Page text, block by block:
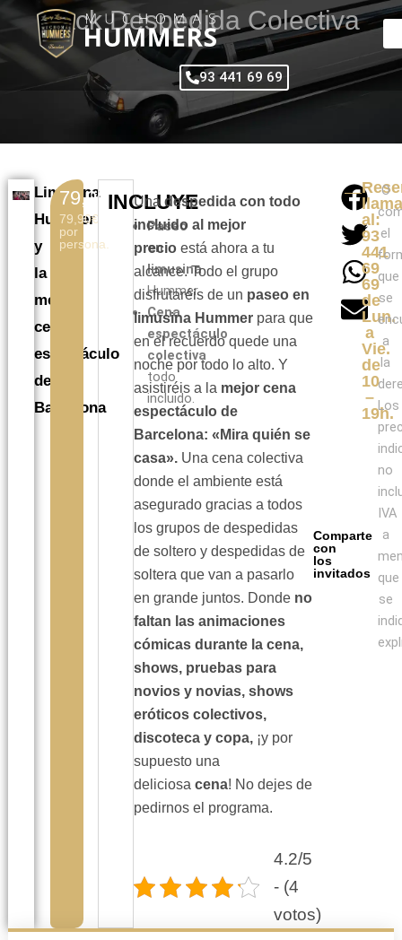
contenido
93 441 69 69
Pack Despedida Colectiva
Limusina
Hummer
y
la
mejor
cena
espectáculo
de
Barcelona
79,90€.
79,90€
por
persona.
INCLUYE
Paseo
en
limusina
Hummer.
Cena
espectáculo
colectiva
todo
incluido.
Unadespedida con todo
incluido al mejor
precioestá ahora a tu
alcance. Todo el grupo
disfrutaréis de un paseo en
limusina Hummerpara que
en el recuerdo quede una
noche por todo lo alto. Y
asistiréis a la mejor cena
espectáculo de
Barcelona: «Mira quién se
casa».Una cena colectiva
donde el ambiente está
asegurado gracias a todos
los grupos de despedidas
de soltero y despedidas de
soltera que van a pasarlo
en grande juntos. Donde no
faltan las animaciones
cómicas durante la cena,
shows, pruebas para
novios y novias, shows
eróticos colectivos,
discoteca y copa,¡y por
supuesto una
deliciosa cena! No dejes de
pedirnos el programa.
4.2/5
- (4
votos)
Comparte
con
los
invitados
al:
93
441
69
69
de
Lun.
a
Vie.
de
10
–
19h.
O
el
que
se
a
la
Los
no
IVA
a
que
se